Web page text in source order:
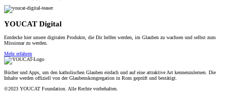
YOUCAT Digital
Entdecke hier unsere digitalen Produkte, die Dir helfen werden, im Glauben zu wachsen und selbst zum
Missionar zu werden.
Mehr erfahren
Bücher und Apps, um den katholischen Glauben einfach und auf eine attraktive Art kennenzulernen. Die
Inhalte werden offiziell von der Glaubenskongregation in Rom geprüft und bestätigt.
©2023 YOUCAT Foundation. Alle Rechte vorbehalten.